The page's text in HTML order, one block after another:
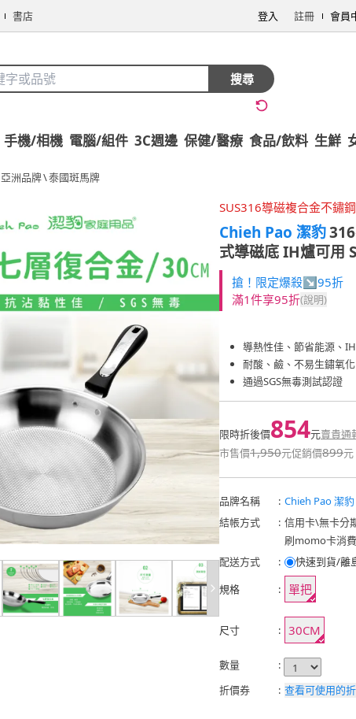
書店 登入 註冊 會員
搜尋
手機/相機 電腦/組件 3C週邊 保健/醫療 食品/飲料 生鮮
亞洲品牌\泰國斑馬牌
SUS316導磁複合金不鏽鋼
Chieh Pao 潔豹
式導磁底 IH爐可用
搶！限定爆殺↘95折
滿1件享95折(說明)
導熱性佳、節省能源、
耐酸、鹼、不易生鏽氧化
通過SGS無毒測試認證
限時折後價854元賣貴通
市售價1,950元促銷價899元
品牌名稱 : Chieh Pao 潔豹
結帳方式
: 信用卡\無卡分
刷momo卡消
配送方式
: 快速到貨/離
規格
: 單把
尺寸 : 30CM
數量
:
折價券
: 查看可使用的